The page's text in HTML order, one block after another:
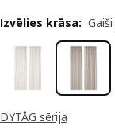
DYTÅG sērija
Izvēlies krāsa: